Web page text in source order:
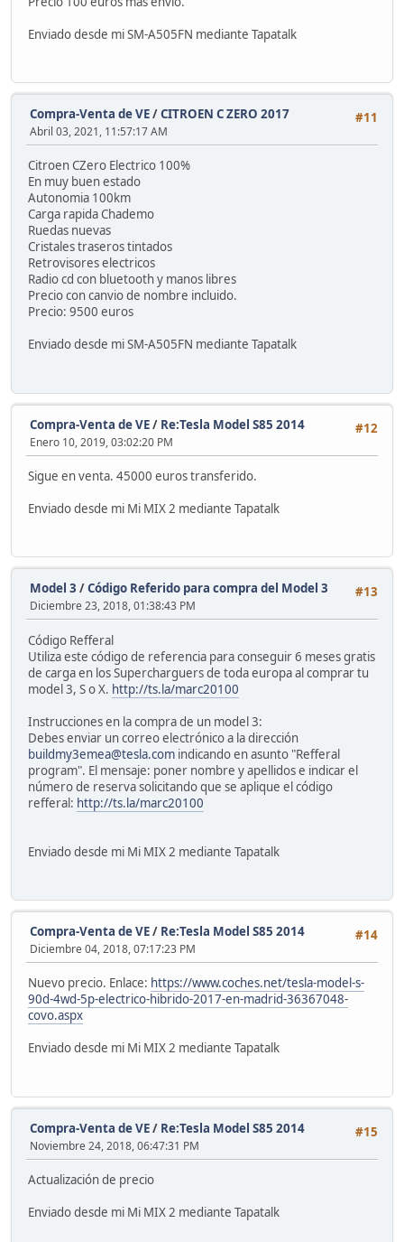
Enviado desde mi SM-A505FN mediante Tapatalk
#11
Compra-Venta de VE/CITROEN C ZERO 2017
Abril 03, 2021, 11:57:17 AM
Citroen CZero Electrico 100%
En muy buen estado
Autonomia 100km
Carga rapida Chademo
Ruedas nuevas
Cristales traseros tintados
Retrovisores electricos
Radio cd con bluetooth y manos libres
Precio con canvio de nombre incluido.
Precio: 9500 euros
Enviado desde mi SM-A505FN mediante Tapatalk
#12
Compra-Venta de VE/ Re:Tesla Model S85 2014
Enero 10, 2019, 03:02:20 PM
Sigue en venta. 45000 euros transferido.
Enviado desde mi Mi MIX 2 mediante Tapatalk
#13
Model 3 /Código Referido para compra del Model 3
Diciembre 23, 2018, 01:38:43 PM
Código Refferal
Utiliza este código de referencia para conseguir 6 meses gratis
de carga en los Supercharguers de toda europa al comprar tu
model 3, S o X. http://ts.la/marc20100
Instrucciones en la compra de un model 3:
Debes enviar un correo electrónico a la dirección
buildmy3emea@tesla.com indicando en asunto "Refferal
program". El mensaje: poner nombre y apellidos e indicar el
número de reserva solicitando que se aplique el código
refferal: http://ts.la/marc20100
Enviado desde mi Mi MIX 2 mediante Tapatalk
#14
Compra-Venta de VE/ Re:Tesla Model S85 2014
Diciembre 04, 2018, 07:17:23 PM
Nuevo precio. Enlace: https://www.coches.net/tesla-model-s-
90d-4wd-5p-electrico-hibrido-2017-en-madrid-36367048-
covo.aspx
Enviado desde mi Mi MIX 2 mediante Tapatalk
#15
Compra-Venta de VE/ Re:Tesla Model S85 2014
Noviembre 24, 2018, 06:47:31 PM
Actualización de precio
Enviado desde mi Mi MIX 2 mediante Tapatalk